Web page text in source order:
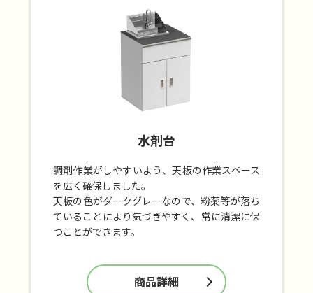
水剤台
調剤作業がしやすいよう、天板の作業スペース
を広く確保しました。
天板の色がダークグレーなので、粉薬等が落ち
ていることにより気づきやすく、常に清潔に保
つことができます。
商品詳細